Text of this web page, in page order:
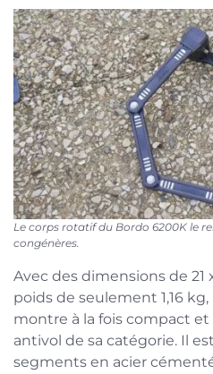
Le corps rotatif du Bordo 6200K le
congénères.
Avec des dimensions de
poids de seulement 1,16
montre à la fois compact
antivol de sa catégorie. Il
segments en acier